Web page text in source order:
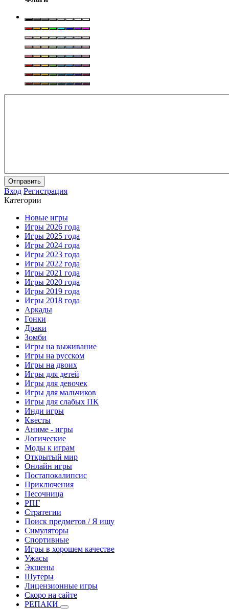
Отправить
Вход Регистрация
Категории
Новые игры
Игры 2026 года
Игры 2025 года
Игры 2024 года
Игры 2023 года
Игры 2022 года
Игры 2021 года
Игры 2020 года
Игры 2019 года
Игры 2018 года
Аркады
Гонки
Драки
Зомби
Игры на выживание
Игры на русском
Игры на двоих
Игры для детей
Игры для девочек
Игры для мальчиков
Игры для слабых ПК
Инди игры
Квесты
Аниме - игры
Логические
Моды к играм
Открытый мир
Онлайн игры
Постапокалипсис
Приключения
Песочница
РПГ
Стратегии
Поиск предметов / Я ищу
Симуляторы
Спортивные
Игры в хорошем качестве
Ужасы
Экшены
Шутеры
Лицензионные игры
Скоро на сайте
РЕПАКИ